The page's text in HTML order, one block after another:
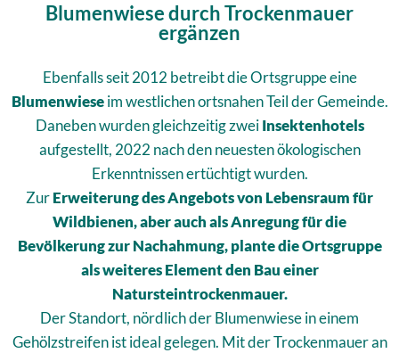
Blumenwiese durch Trockenmauer
ergänzen
Ebenfalls seit 2012 betreibt die Ortsgruppe eine
Blumenwieseim westlichen ortsnahen Teil der Gemeinde.
Daneben wurden gleichzeitig zweiInsektenhotels
aufgestellt, 2022 nach den neuesten ökologischen
Erkenntnissen ertüchtigt wurden.
ZurErweiterung des Angebots von Lebensraum für
Wildbienen, aber auch als Anregung für die
Bevölkerung zur Nachahmung, plante die Ortsgruppe
als weiteres Element den Bau einer
Natursteintrockenmauer.
Der Standort, nördlich der Blumenwiese in einem
Gehölzstreifen ist ideal gelegen. Mit der Trockenmauer an